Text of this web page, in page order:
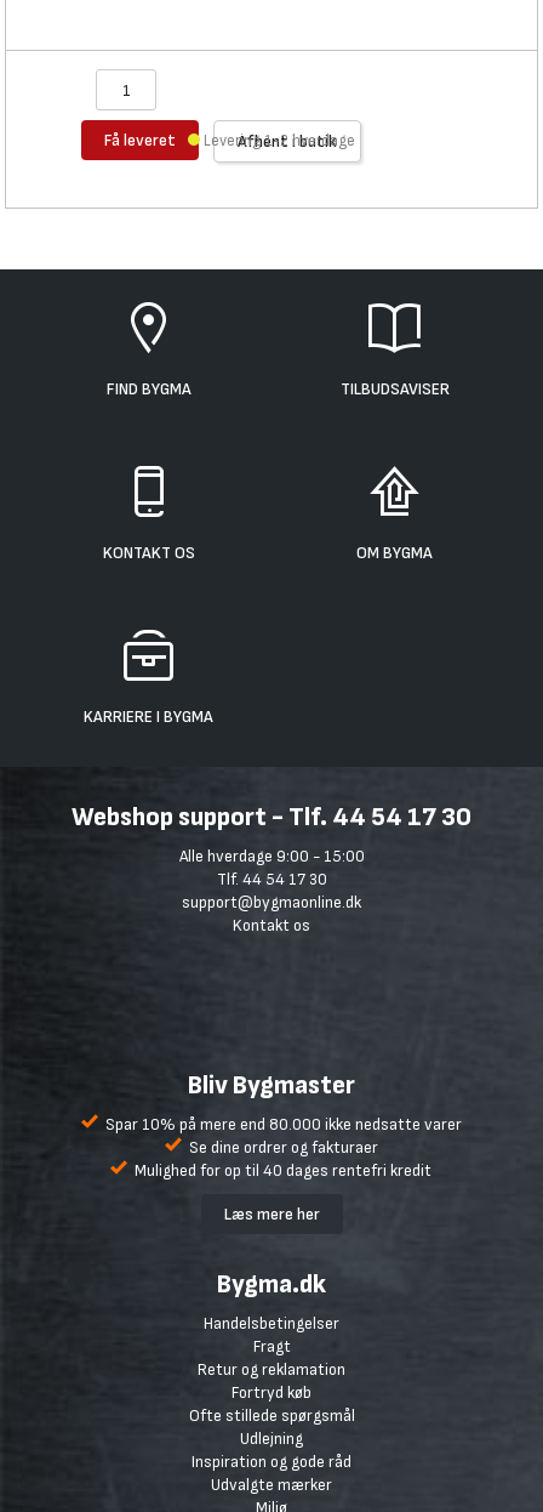
Få leveret Afhent i butik
Levering 1-2 hverdage
FIND BYGMA TILBUDSAVISER
KONTAKT OS OM BYGMA
KARRIERE I BYGMA
Webshop support - Tlf. 44 54 17 30
Alle hverdage 9:00 - 15:00
Tlf. 44 54 17 30
support@bygmaonline.dk
Kontakt os
Bliv Bygmaster
Spar 10% på mere end 80.000 ikke nedsatte varer
Se dine ordrer og fakturaer
Mulighed for op til 40 dages rentefri kredit
Læs mere her
Bygma.dk
Handelsbetingelser
Fragt
Retur og reklamation
Fortryd køb
Ofte stillede spørgsmål
Udlejning
Inspiration og gode råd
Udvalgte mærker
Miljø